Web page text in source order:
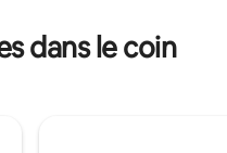
la décoration de Bali!!
dans le coin